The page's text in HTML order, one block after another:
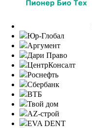
Юр-Глобал
Аргумент
Дари Право
ЦентрКонсалт
Роснефть
Сбербанк
ВТБ
Твой дом
AZ-строй
EVA DENT